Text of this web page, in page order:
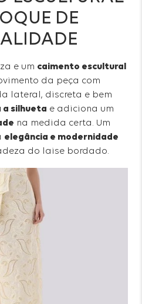
DE
e um caimento escultural
da peça com
lateral, discreta e bem
a silhueta e adiciona um
na medida certa. Um
elegância e modernidade
do laise bordado.